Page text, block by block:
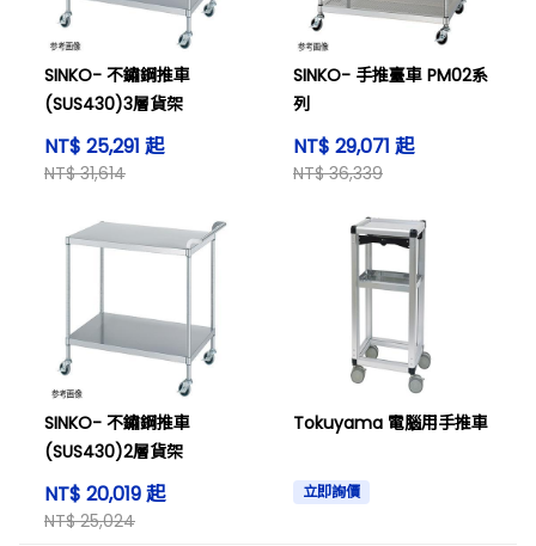
SINKO- 不鏽鋼推車
(SUS430)3層貨架
NT$ 25,291 起
NT$ 31,614
SINKO- 手推臺車 PM02系
列
NT$ 29,071 起
NT$ 36,339
SINKO- 不鏽鋼推車
(SUS430)2層貨架
NT$ 20,019 起
NT$ 25,024
Tokuyama 電腦用手推車
立即詢價